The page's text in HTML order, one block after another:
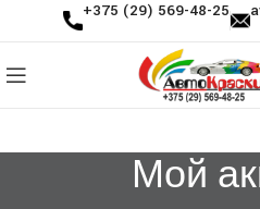
+375 (29) 569-48-25
Мой